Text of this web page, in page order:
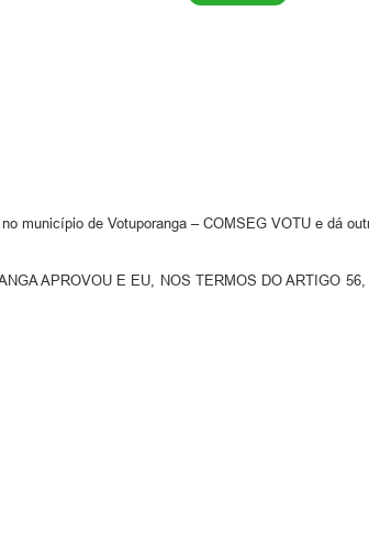
município de Votuporanga – COMSEG VOTU e dá
APROVOU E EU, NOS TERMOS DO ARTIGO